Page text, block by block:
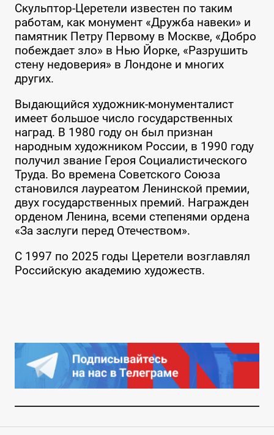
Скульптор-Церетели известен по таким
работам, как монумент «Дружба навеки» и
памятник Петру Первому в Москве, «Добро
побеждает зло» в Нью Йорке, «Разрушить
стену недоверия» в Лондоне и многих
других.
Выдающийся художник-монументалист
имеет большое число государственных
наград. В 1980 году он был признан
народным художником России, в 1990 году
получил звание Героя Социалистического
Труда. Во времена Советского Союза
становился лауреатом Ленинской премии,
двух государственных премий. Награжден
орденом Ленина, всеми степенями ордена
«За заслуги перед Отечеством».
С 1997 по 2025 годы Церетели возглавлял
Российскую академию художеств.